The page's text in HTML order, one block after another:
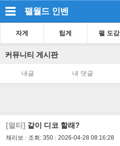
팰월드 인벤
자게 팁게 팰 도감
커뮤니티 게시판
내글 내 댓글
[멀티] 같이 디코 할래?
체리보 조회: 350 2026-04-28 08:16:28